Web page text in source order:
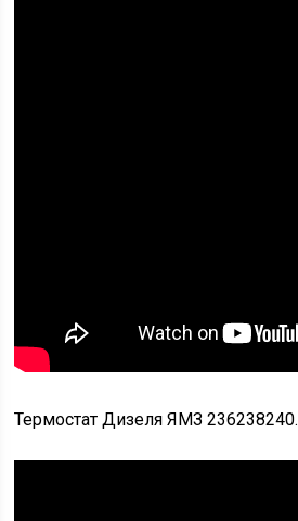
Термостат Дизеля ЯМЗ 236238240.